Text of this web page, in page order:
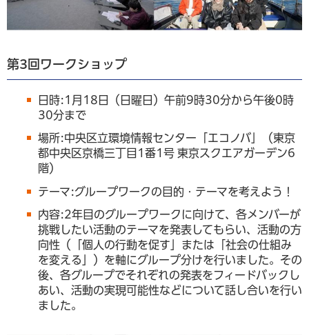
第3回ワークショップ
日時:1月18日（日曜日）午前9時30分から午後0時
30分まで
場所:中央区立環境情報センター「エコノバ」（東京
都中央区京橋三丁目1番1号 東京スクエアガーデン6
階）
テーマ:グループワークの目的・テーマを考えよう！
内容:2年目のグループワークに向けて、各メンバーが
挑戦したい活動のテーマを発表してもらい、活動の方
向性（「個人の行動を促す」または「社会の仕組み
を変える」）を軸にグループ分けを行いました。その
後、各グループでそれぞれの発表をフィードバックし
あい、活動の実現可能性などについて話し合いを行い
ました。